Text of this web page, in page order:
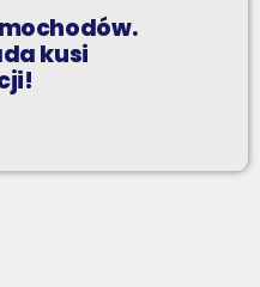
kusi